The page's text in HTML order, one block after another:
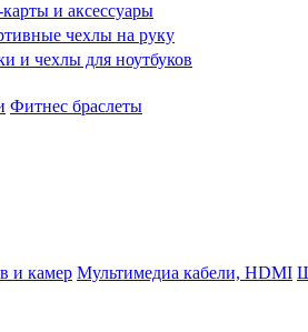
и аксессуары
чехлы на руку
и чехлы для ноутбуков
Фитнес браслеты
и камер Мультимедиа кабели, HDMI